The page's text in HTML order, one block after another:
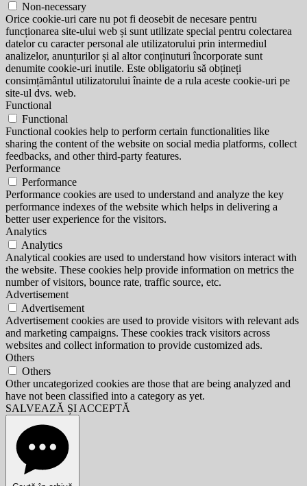
Non-necessary
Orice cookie-uri care nu pot fi deosebit de necesare pentru
funcționarea site-ului web și sunt utilizate special pentru colectarea
datelor cu caracter personal ale utilizatorului prin intermediul
analizelor, anunțurilor și al altor conținuturi încorporate sunt
denumite cookie-uri inutile. Este obligatoriu să obțineți
consimțământul utilizatorului înainte de a rula aceste cookie-uri pe
site-ul dvs. web.
Functional
Functional
Functional cookies help to perform certain functionalities like
sharing the content of the website on social media platforms, collect
feedbacks, and other third-party features.
Performance
Performance
Performance cookies are used to understand and analyze the key
performance indexes of the website which helps in delivering a
better user experience for the visitors.
Analytics
Analytics
Analytical cookies are used to understand how visitors interact with
the website. These cookies help provide information on metrics the
number of visitors, bounce rate, traffic source, etc.
Advertisement
Advertisement
Advertisement cookies are used to provide visitors with relevant ads
and marketing campaigns. These cookies track visitors across
websites and collect information to provide customized ads.
Others
Others
Other uncategorized cookies are those that are being analyzed and
have not been classified into a category as yet.
SALVEAZĂ ȘI ACCEPTĂ